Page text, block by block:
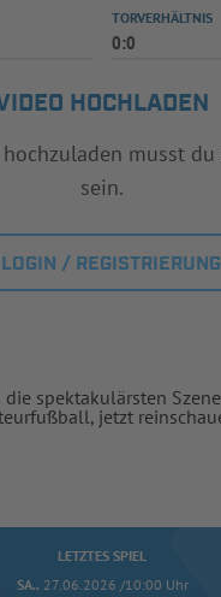
TORVERHÄLTNIS
0:0
HOCHLADEN
musst
sein.
/ REGISTRIERUNG
spektakulärsten
jetzt
LETZTES SPIEL
SA.. 27.06.2026 /10:00 Uhr